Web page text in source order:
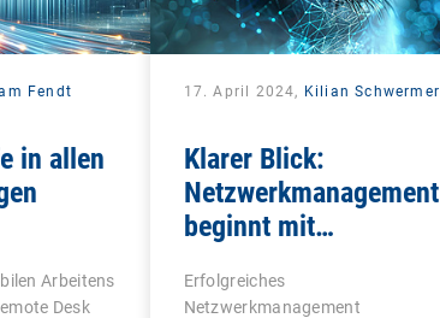
Fendt
in allen
Arbeitens
Desk
17. April 2024, Kilian Schwermer
Klarer Blick:
Netzwerkmanagement
beginnt mit
Erfolgreiches
Netzwerkmanagement